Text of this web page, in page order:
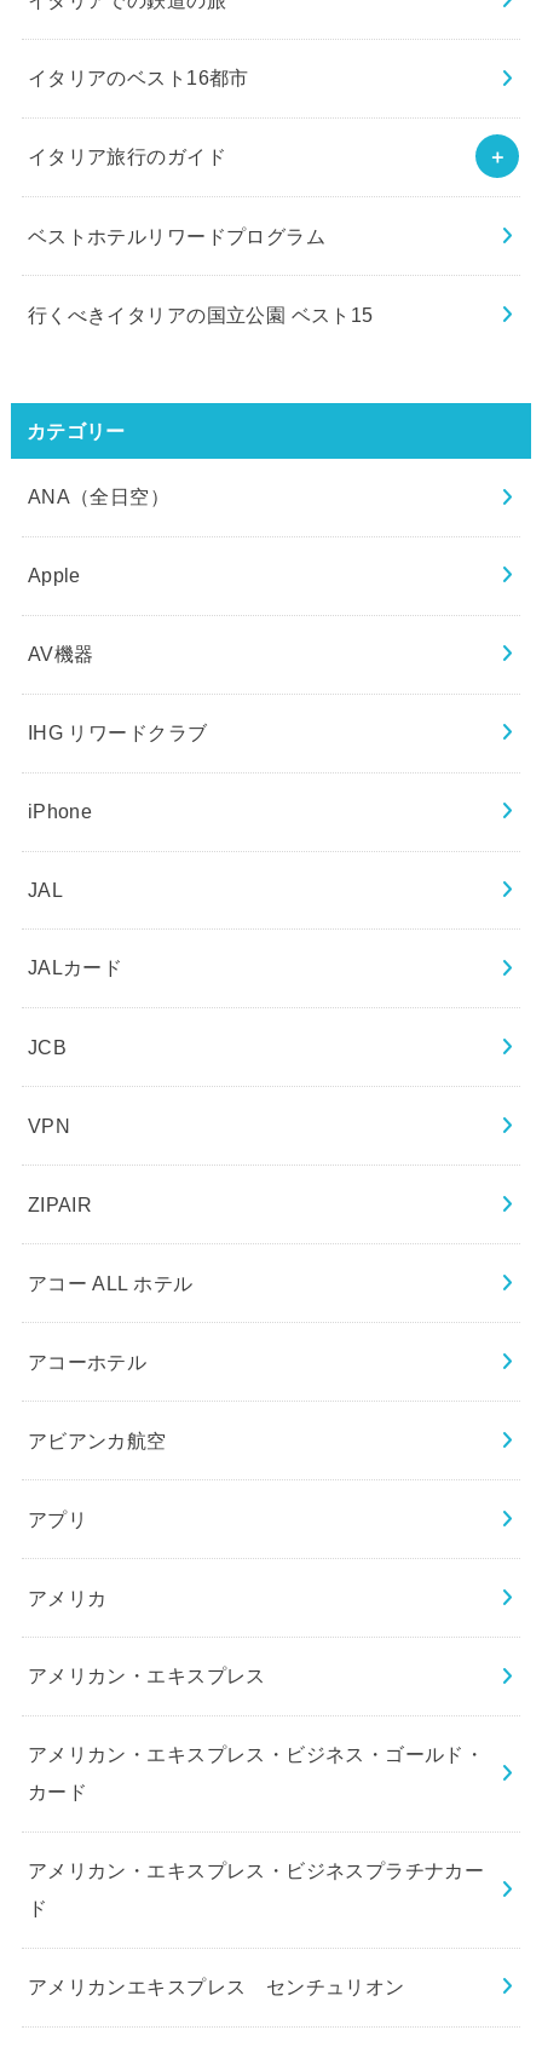
イタリアのベスト16都市
イタリア旅行のガイド
ベストホテルリワードプログラム
行くべきイタリアの国立公園 ベスト15
カテゴリー
ANA（全日空）
Apple
AV機器
IHG リワードクラブ
iPhone
JAL
JALカード
JCB
VPN
ZIPAIR
アコー ALL ホテル
アコーホテル
アビアンカ航空
アプリ
アメリカ
アメリカン・エキスプレス
アメリカン・エキスプレス・ビジネス・ゴールド・
カード
アメリカン・エキスプレス・ビジネスプラチナカー
ド
アメリカンエキスプレス センチュリオン